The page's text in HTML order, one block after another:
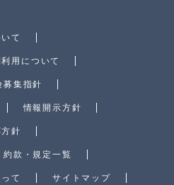
て
用について
募集指針
情報開示方針
針
約款・規定一覧
て サイトマップ